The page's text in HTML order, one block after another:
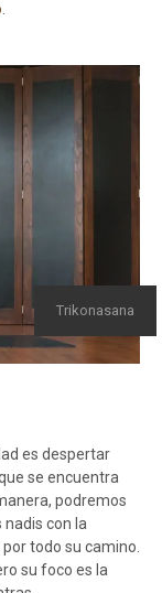
.
Trikonasana
es despertar
se encuentra
podremos
con la
todo su camino.
su foco es la